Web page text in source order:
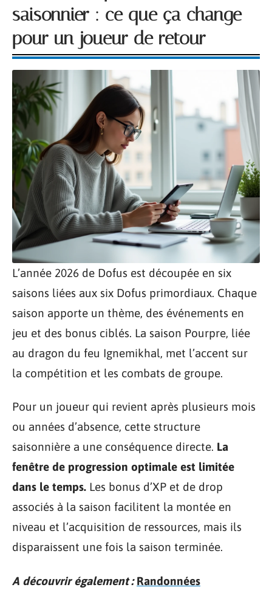
saisonnier : ce que ça change
pour un joueur de retour
L’année 2026 de Dofus est découpée en six
saisons liées aux six Dofus primordiaux. Chaque
saison apporte un thème, des événements en
jeu et des bonus ciblés. La saison Pourpre, liée
au dragon du feu Ignemikhal, met l’accent sur
la compétition et les combats de groupe.
Pour un joueur qui revient après plusieurs mois
ou années d’absence, cette structure
saisonnière a une conséquence directe. La
fenêtre de progression optimale est limitée
dans le temps. Les bonus d’XP et de drop
associés à la saison facilitent la montée en
niveau et l’acquisition de ressources, mais ils
disparaissent une fois la saison terminée.
A découvrir également : Randonnées